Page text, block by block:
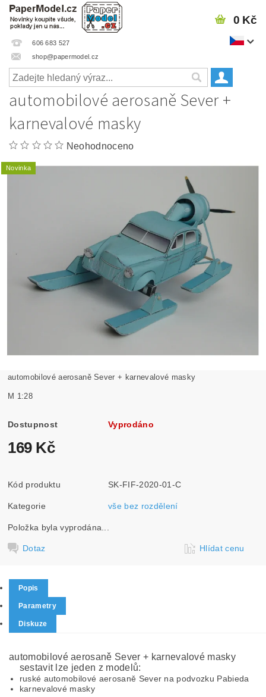
606 683 527
shop@papermodel.cz
0 Kč
automobilové aerosaně Sever +
karnevalové masky
Neohodnoceno
Novinka
automobilové aerosaně Sever + karnevalové masky
M 1:28
Dostupnost Vyprodáno
169 Kč
Kód produktu SK-FIF-2020-01-C
Kategorie vše bez rozdělení
Položka byla vyprodána...
Dotaz Hlídat cenu
Popis
Parametry
Diskuze
automobilové aerosaně Sever + karnevalové masky
sestavit lze jeden z modelů:
ruské automobilové aerosaně Sever na podvozku Pabieda
karnevalové masky